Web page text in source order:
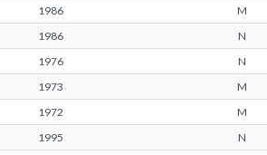
1986 M
1986 N
1976 N
1973 M
1972 M
1995 N